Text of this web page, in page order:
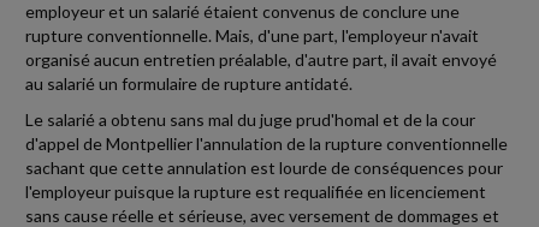
employeur et un salarié étaient convenus de conclure une
rupture conventionnelle. Mais, d'une part, l'employeur n'avait
organisé aucun entretien préalable, d'autre part, il avait envoyé
au salarié un formulaire de rupture antidaté.
Le salarié a obtenu sans mal du juge prud'homal et de la cour
d'appel de Montpellier l'annulation de la rupture conventionnelle
sachant que cette annulation est lourde de conséquences pour
l'employeur puisque la rupture est requalifiée en licenciement
sans cause réelle et sérieuse, avec versement de dommages et